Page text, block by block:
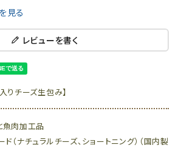
見る
レビューを書く
りチーズ生包み】
魚肉加工品
（ナチュラルチーズ、ショートニング）（国内製